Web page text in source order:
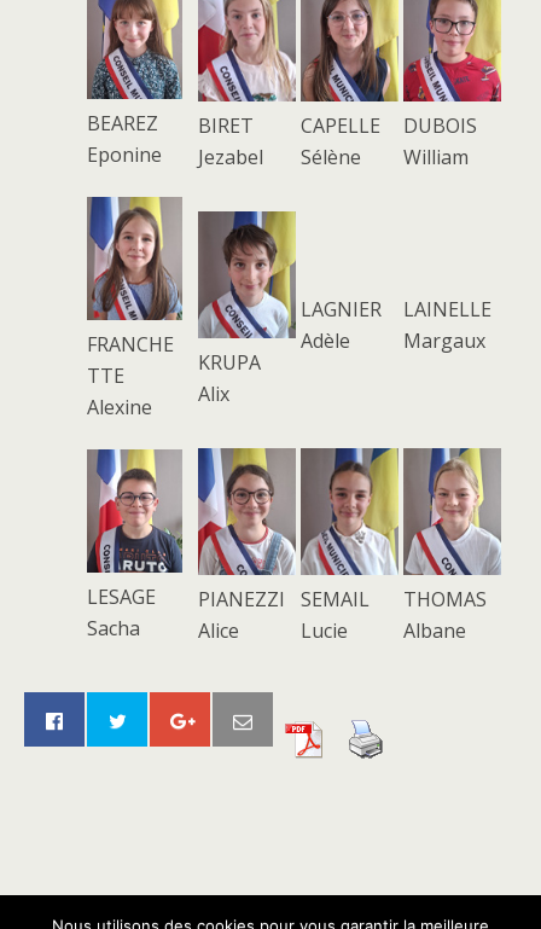
BEAREZ
Eponine
BIRET
Jezabel
CAPELLE
Sélène
DUBOIS
William
FRANCHE
TTE
Alexine
KRUPA
Alix
LAGNIER
Adèle
LAINELLE
Margaux
LESAGE
Sacha
PIANEZZI
Alice
SEMAIL
Lucie
THOMAS
Albane
Retour au début